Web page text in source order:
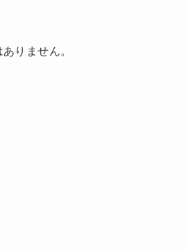
りません。